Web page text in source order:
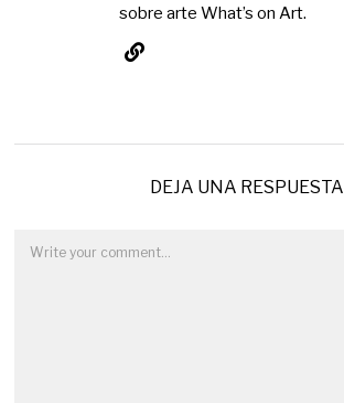
sobre arte What’s on Art.
DEJA UNA RESPUESTA